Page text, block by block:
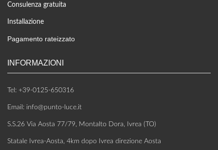
Consulenza gratuita
Installazione
Pagamento rateizzato
INFORMAZIONI
Tel: +39-0125-650316
Email: info@punto-luce.it
S.S.26 Via Aosta 77/79, Montalto Dora, Ivrea (TO)
Statale Ivrea-Aosta, 4km dopo Ivrea direzione Aosta